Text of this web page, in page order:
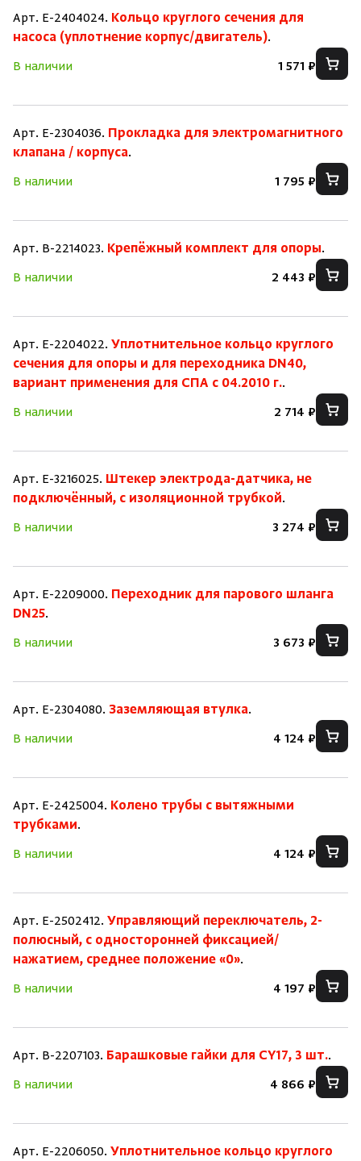
Арт. E-2404024. Кольцо круглого сечения для
насоса (уплотнение корпус/двигатель).
В наличии
1 571 ₽
Арт. E-2304036. Прокладка для электромагнитного
клапана / корпуса.
В наличии
1 795 ₽
Арт. B-2214023. Крепёжный комплект для опоры.
В наличии
2 443 ₽
Арт. E-2204022. Уплотнительное кольцо круглого
сечения для опоры и для переходника DN40,
вариант применения для СПА с 04.2010 г..
В наличии
2 714 ₽
Арт. E-3216025. Штекер электрода-датчика, не
подключённый, с изоляционной трубкой.
В наличии
3 274 ₽
Арт. E-2209000. Переходник для парового шланга
DN25.
В наличии
3 673 ₽
Арт. E-2304080. Заземляющая втулка.
В наличии
4 124 ₽
Арт. E-2425004. Колено трубы с вытяжными
трубками.
В наличии
4 124 ₽
Арт. E-2502412. Управляющий переключатель, 2-
полюсный, с односторонней фиксацией/
нажатием, среднее положение «0».
В наличии
4 197 ₽
Арт. B-2207103. Барашковые гайки для CY17, 3 шт..
В наличии
4 866 ₽
Арт. E-2206050. Уплотнительное кольцо круглого